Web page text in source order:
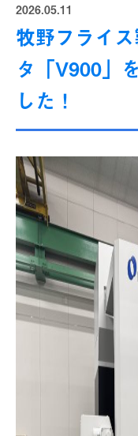
2026.05.11
牧野フライ
タ「V900」
した！